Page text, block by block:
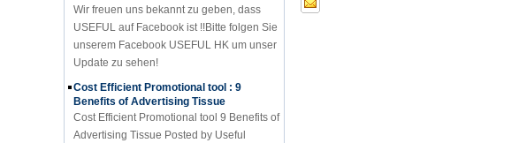
USEFUL auf Facebook ist !!Bitte folgen Sie
unserem Facebook USEFUL HK um unser
Update zu sehen!
Cost Efficient Promotional tool : 9
Benefits of Advertising Tissue
Cost Efficient Promotional tool 9 Benefits of
Advertising Tissue Posted by Useful
Industrial Limited on 22-03-2018 Tissue-